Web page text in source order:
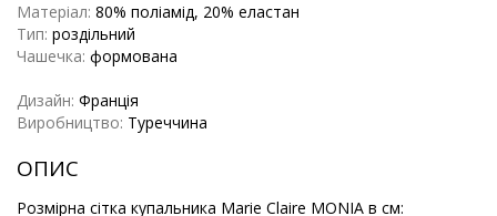
Матеріал: 80% поліамід, 20% еластан
Тип: роздільний
Чашечка: формована
Дизайн: Франція
Виробництво: Туреччина
ОПИС
Розмірна сітка купальника Marie Claire MONIA в см: